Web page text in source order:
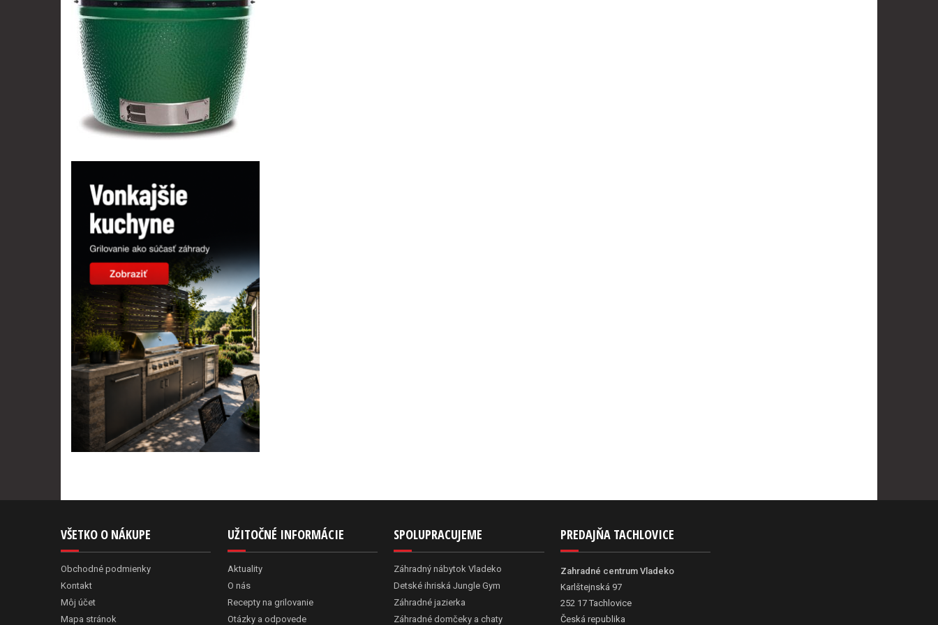
VŠETKO O NÁKUPE
Obchodné podmienky
Kontakt
Môj účet
Mapa stránok
UŽITOČNÉ INFORMÁCIE
Aktuality
O nás
Recepty na grilovanie
Otázky a odpovede
SPOLUPRACUJEME
Záhradný nábytok Vladeko
Detské ihriská Jungle Gym
Záhradné jazierka
Záhradné domčeky a chaty
PREDAJŇA TACHLOVICE
Zahradné centrum Vladeko
Karlštejnská 97
252 17 Tachlovice
Česká republika